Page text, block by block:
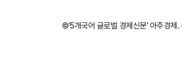
©'5개국어 글로벌 경제신문' 아주경제.